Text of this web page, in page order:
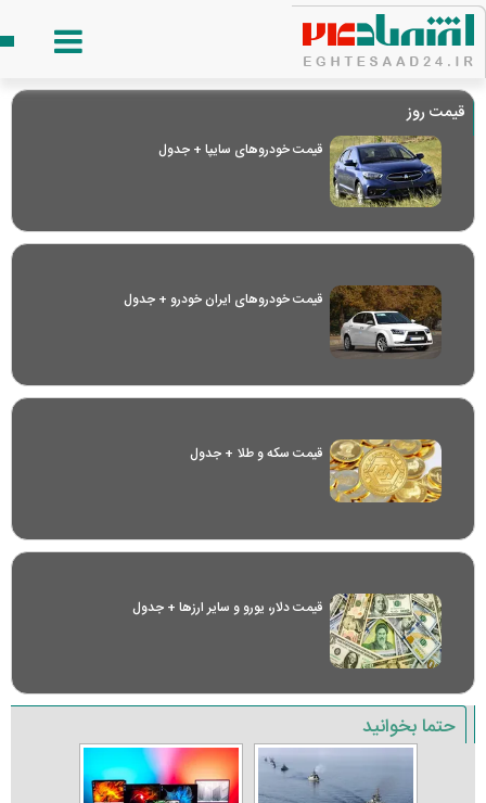
قیمت روز
قیمت خودرو‌های سایپا + جدول
قیمت خودرو‌های ایران خودرو + جدول
قیمت سکه و طلا + جدول
قیمت دلار، یورو و سایر ارز‌ها + جدول
حتما بخوانید